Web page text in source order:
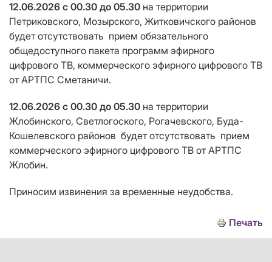
12.06.2026 с 00.30 до 05.30 на территории
Петриковского, Мозырского, Житковичского районов
будет отсутствовать прием обязательного
общедоступного пакета программ эфирного
цифрового ТВ, коммерческого эфирного цифрового ТВ
от АРТПС Сметаничи.
12.06.2026 с 00.30 до 05.30 на территории
Жлобинского, Светлогоского, Рогачевского, Буда-
Кошелевского районов будет отсутствовать прием
коммерческого эфирного цифрового ТВ от АРТПС
Жлобин.
Приносим извинения за временные неудобства.
Печать